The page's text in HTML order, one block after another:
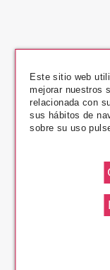
Este sitio web
mejorar nuestros
relacionada con
sus hábitos de
sobre su uso